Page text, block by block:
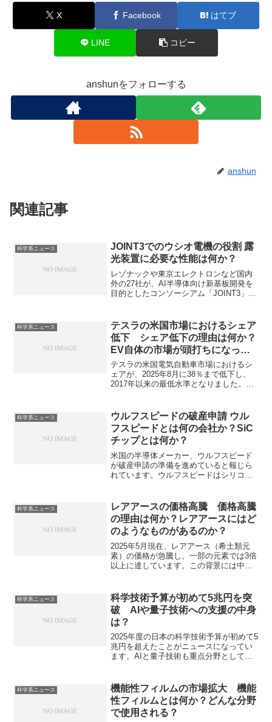
X Facebook はてブ
LINE コピー
anshunをフォローする
anshun
関連記事
科学系ニュース
JOINT3でのウシオ電機の役割 露
光装置に必要な性能は何か？
レゾナックや東京エレクトロンなど国内
外の27社が、AI半導体向け新基板開発を
目的としたコンソーシアム「JOINT3」を
います。パネルレベルの有機インターポ
ーザーでの露光機に求められるものが何
か知ることができます。
科学系ニュース
テスラの米国市場におけるシェア
低下 シェア低下の理由は何か？
EV自体の市場が頭打ちになって
いる理由は？
テスラの米国電気自動車市場におけるシ
ェアが、2025年8月に38％まで低下し、
2017年以来の最低水準となりました。シ
要減速などが挙げられます。どのような
競合がいるのか、EV全体の需要減速の理
由は何かを知ることができます。
科学系ニュース
ウルフスピードの破産申請 ウル
フスピードとは何の会社か？SiC
チップとは何か？
米国の半導体メーカー、ウルフスピード
が破産申請の準備を進めていると報じら
れています。ウルフスピードはシリコン
化がみられています。シリコンカーバイ
ドとはなにか、競争激化の背景は何か知
ることができます。
科学系ニュース
レアアースの価格高騰 価格高騰
の理由は何か？レアアースにはど
のようなものがあるのか？
2025年5月現在、レアアース（希土類元
素）の価格が急騰し、一部の元素では3倍
以上に達しています。この背景には中国
可欠であり、テスラなどの自動車メーカ
ーは在庫が5月末までしか持たないと懸念
しています。レアアースにはどんな金属
があるのか、どのように利用されている
のかを知ることができます。
科学系ニュース
科学技術予算が初めて5兆円を突
破 AIや量子技術への支援の中身
は？
2025年度の日本の科学技術予算が初めて5
兆円を超えたことがニュースになってい
ます。AIと量子技術も重点分野として捉
ものか知ることができます。
科学系ニュース
機能性フィルムの市場拡大 機能
性フィルムとは何か？どんな分野
で使用される？